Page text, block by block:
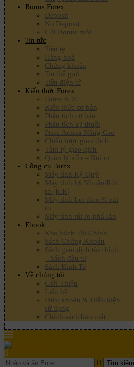
Bonus Forex
Deposit
No Deposit
Gửi Bonus mới
Tin tức
Tiền tệ
Hàng hoá
Chứng khoán
Tin thế giới
Tiền điện tử
Kiến thức Forex
Forex A-Z
Kiến thức cơ bản
Phân tích cơ bản
Phân tích kỹ thuật
Price Action Nâng Cao
Chiến lược giao dịch
Tâm lý giao dịch
Quản lý vốn – Rủi ro
Công cụ Forex
Máy tính Ký Quỹ
Máy tính lợi Nhuận/Rủi
ro (R:R)
Máy tính Lot theo % rủi
ro
Máy tính rủi ro phá sản
Ebook
Kho Sách Tài Chính
Sách Chứng Khoán
Sách giao dịch tài chính
– Sách đầu tư
Sách Kinh Tế
Về chúng tôi
Giới Thiệu
Liên hệ
Điều khoản & Điều kiện
sử dụng
Chính sách bảo mật
Tìm kiếm